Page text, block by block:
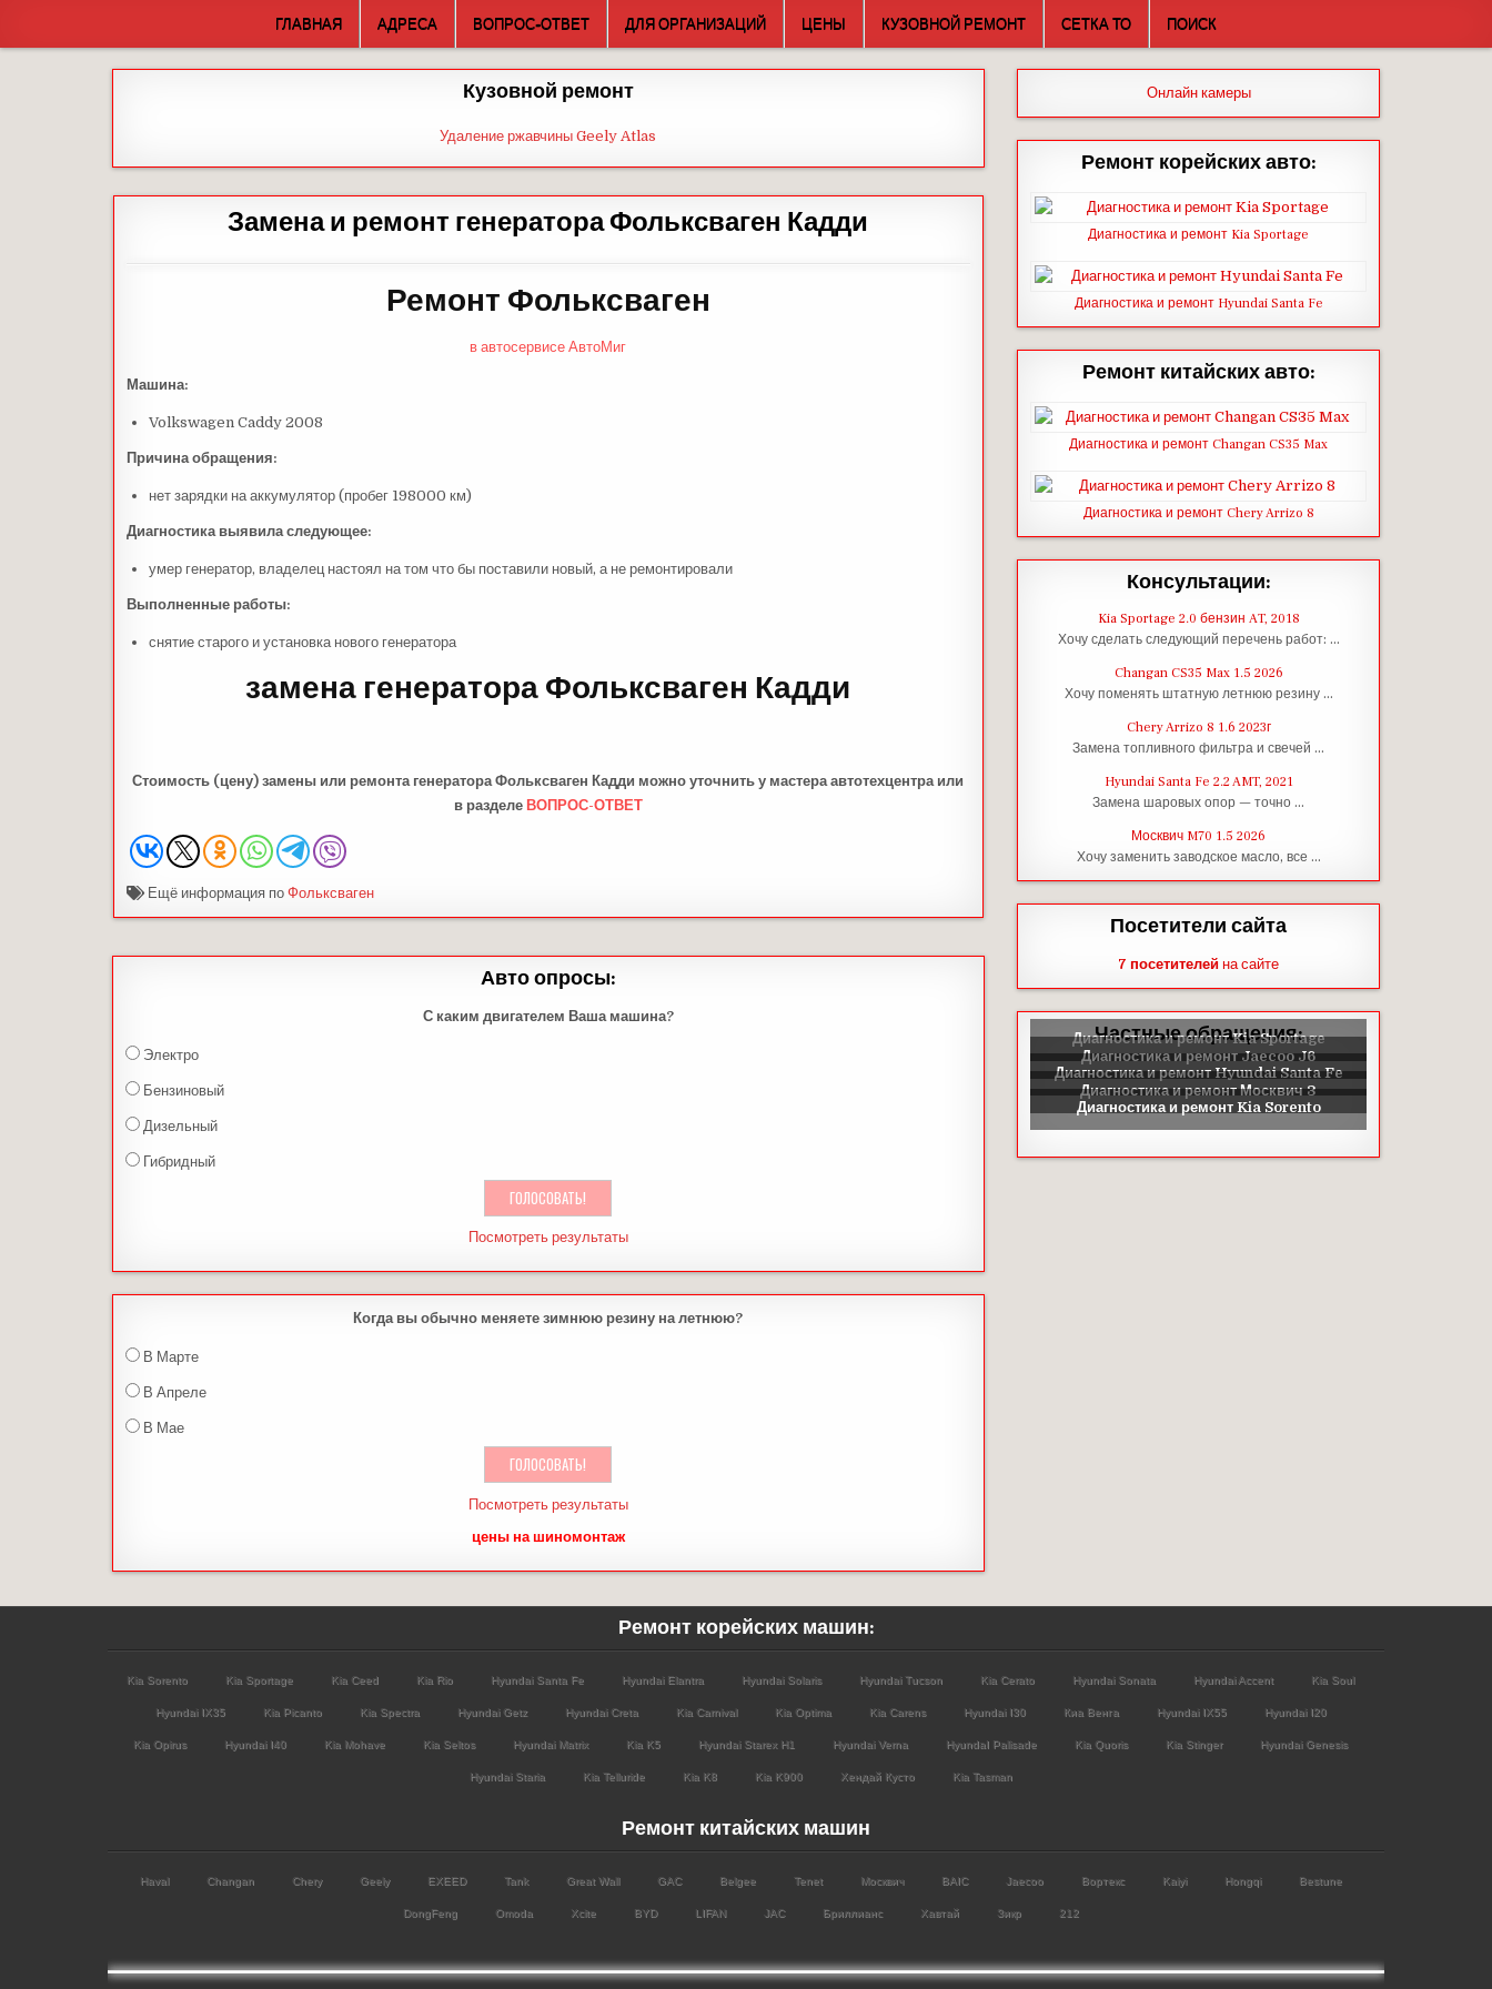
content
ГЛАВНАЯ АДРЕСА ВОПРОС-ОТВЕТ ДЛЯ ОРГАНИЗАЦИЙ ЦЕНЫ КУЗОВНОЙ РЕМОНТ СЕТКА ТО ПОИСК
Кузовной ремонт
Удаление ржавчины Geely Atlas
Замена и ремонт генератора Фольксваген Кадди
Ремонт Фольксваген
в автосервисе АвтоМиг
Машина:
Volkswagen Caddy 2008
Причина обращения:
нет зарядки на аккумулятор (пробег 198000 км)
Диагностика выявила следующее:
умер генератор, владелец настоял на том что бы поставили новый, а не ремонтировали
Выполненные работы:
снятие старого и установка нового генератора
замена генератора Фольксваген Кадди
Стоимость (цену) замены или ремонта генератора Фольксваген Кадди можно уточнить у мастера автотехцентра или
в разделе ВОПРОС-ОТВЕТ
Ещё информация по Фольксваген
Авто опросы:
С каким двигателем Ваша машина?
Электро
Бензиновый
Дизельный
Гибридный
Посмотреть результаты
Когда вы обычно меняете зимнюю резину на летнюю?
В Марте
В Апреле
В Мае
Посмотреть результаты
цены на шиномонтаж
Онлайн камеры
Ремонт корейских авто:
Диагностика и ремонт Kia Sportage
Диагностика и ремонт Hyundai Santa Fe
Ремонт китайских авто:
Диагностика и ремонт Changan CS35 Max
Диагностика и ремонт Chery Arrizo 8
Консультации:
Kia Sportage 2.0 бензин AT, 2018
Хочу сделать следующий перечень работ: …
Changan CS35 Max 1.5 2026
Хочу поменять штатную летнюю резину …
Chery Arrizo 8 1.6 2023г
Замена топливного фильтра и свечей …
Hyundai Santa Fe 2.2 AMT, 2021
Замена шаровых опор — точно …
Москвич M70 1.5 2026
Хочу заменить заводское масло, все …
Посетители сайта
7 посетителей на сайте
Частные обращения:
Ремонт корейских машин:
Kia Sorento Kia Sportage Kia Ceed Kia Rio Hyundai Santa Fe Hyundai Elantra Hyundai Solaris Hyundai Tucson Kia Cerato Hyundai Sonata Hyundai Accent Kia Soul
Hyundai IX35 Kia Picanto Kia Spectra Hyundai Getz Hyundai Creta Kia Carnival Kia Optima Kia Carens Hyundai I30 Киа Венга Hyundai IX55 Hyundai I20
Kia Opirus Hyundai I40 Kia Mohave Kia Seltos Hyundai Matrix Kia K5 Hyundai Starex H1 Hyundai Verna HyundaI Palisade Kia Quoris Kia Stinger Hyundai Genesis
Hyundai Staria Kia Telluride Kia K8 Kia K900 Хендай Кусто Kia Tasman
Ремонт китайских машин
Haval Changan Chery Geely EXEED Tank Great Wall GAC Belgee Tenet Москвич BAIC Jaecoo Вортекс Kaiyi Hongqi Bestune
DongFeng Omoda Xcite BYD LIFAN JAC Бриллианс Хавтай Зикр 212